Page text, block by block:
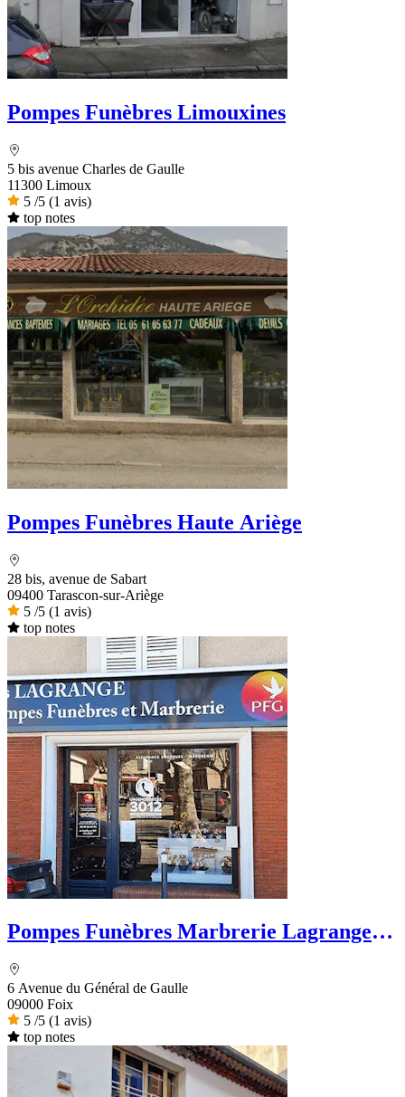
Pompes Funèbres Limouxines
5 bis avenue Charles de Gaulle
11300 Limoux
5 /5 (1 avis)
top notes
Pompes Funèbres Haute Ariège
28 bis, avenue de Sabart
09400 Tarascon-sur-Ariège
5 /5 (1 avis)
top notes
Pompes Funèbres Marbrerie Lagrange -
6 Avenue du Général de Gaulle
09000 Foix
5 /5 (1 avis)
top notes